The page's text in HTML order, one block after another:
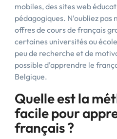
mobiles, des sites web
pédagogiques. N’oubliez pas
offres de cours de français
certaines universités ou
peu de recherche et de
possible d’apprendre le
Belgique.
Quelle est la
facile pour
français ?